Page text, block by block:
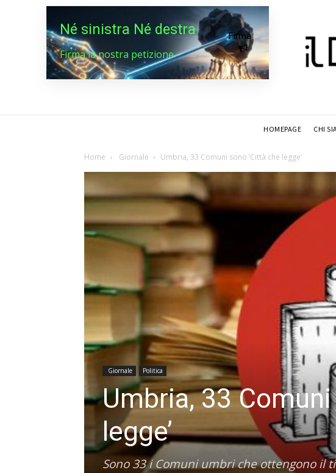
Né sinistra Né destra
Firma la nostra petizione
Firma
HOMEPAGE CHI
Home Giornale Umbria, 33 Comuni sono ‘Città che legge’
Giornale Politica
Umbria, 33
legge’
Sono 33 i Comuni umbri che ottengono il